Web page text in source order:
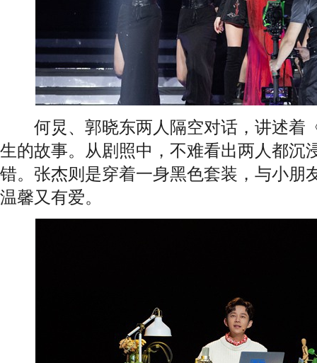
何炅、郭晓东两人隔空对话，讲述着
生的故事。从剧照中，不难看出两人都沉
错。张杰则是穿着一身黑色套装，与小朋
温馨又有爱。